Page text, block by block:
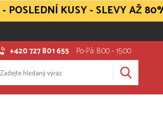
+420 727 801 655 Po-Pá: 8:00 - 15:00
POSLEDNÍ KUSY - SLEVY AŽ